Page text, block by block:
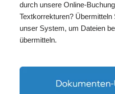
durch unsere Online-
Textkorrekturen?
unser System, um Dateien
übermitteln.